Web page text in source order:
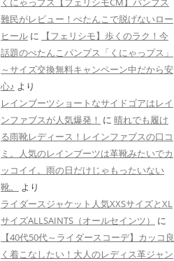
難民がレビュー！ぺたんこで脱げないロー
ヒール に
【フェリシモ】歩くのラク！今
話題のぺたんこパンプス「くにゃっプス」
～サイズ交換無料キャンペーン中だから安
心♪ より
レインブーツショートなサイドゴアはレイ
ンファブスが人気爆発！ に 晴れでも履け
る雨靴レディース！レインファブスの口コ
ミ。人気のレインブーツは革靴みたいでカ
ッコイイ。雨の日だけじゃもったいない
靴。
より
ライダースジャケット人気XXSサイズとXL
サイズALLSAINTS（オールセインツ）
に
【40代50代～ライダースコーデ】カッコ良
く着こなしたい！大人のレディス革ジャン